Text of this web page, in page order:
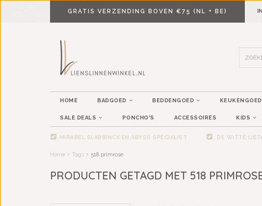
GRATIS VERZENDING BOVEN €75 (NL + BE)
HOME BADGOED BEDDENGOED KEUKENGOED
SALE DEALS PONCHO'S ACCESSOIRES KIDS
MIRABEL SLABBINCK EN ABYSS SPECIALIST DE WITTE
Home Tags 518 primrose
PRODUCTEN GETAGD MET 518